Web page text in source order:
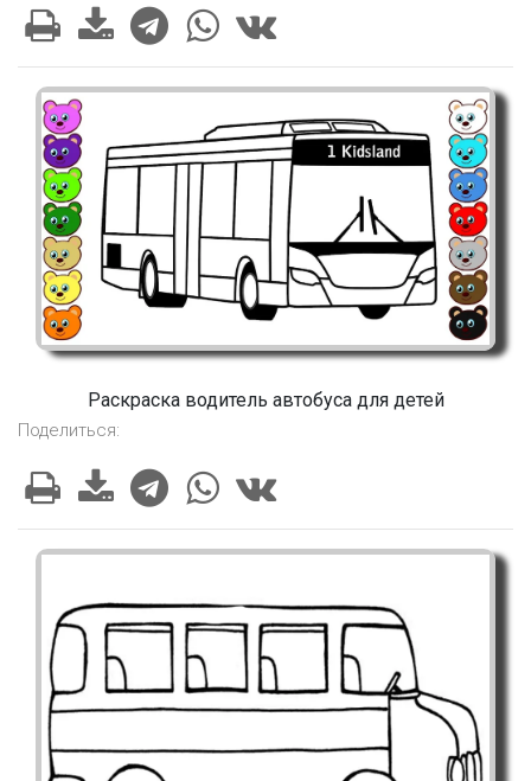
Раскраска водитель автобуса для детей
Поделиться: